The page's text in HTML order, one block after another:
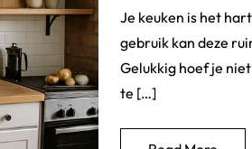
Je keuken is het
gebruik kan deze
Gelukkig hoef je
te […]